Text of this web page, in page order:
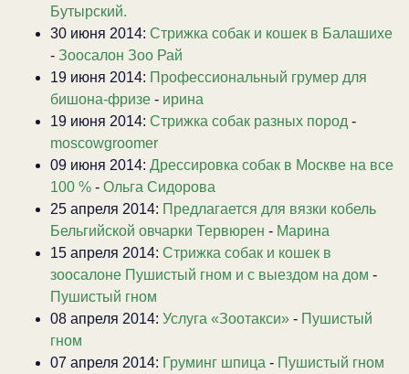
Бутырский.
30 июня 2014: Стрижка собак и кошек в Балашихе
- Зоосалон Зоо Рай
19 июня 2014: Профессиональный грумер для
бишона-фризе - ирина
19 июня 2014: Стрижка собак разных пород -
moscowgroomer
09 июня 2014: Дрессировка собак в Москве на все
100 % - Ольга Сидорова
25 апреля 2014: Предлагается для вязки кобель
Бельгийской овчарки Тервюрен - Марина
15 апреля 2014: Стрижка собак и кошек в
зоосалоне Пушистый гном и с выездом на дом -
Пушистый гном
08 апреля 2014: Услуга «Зоотакси» - Пушистый
гном
07 апреля 2014: Груминг шпица - Пушистый гном